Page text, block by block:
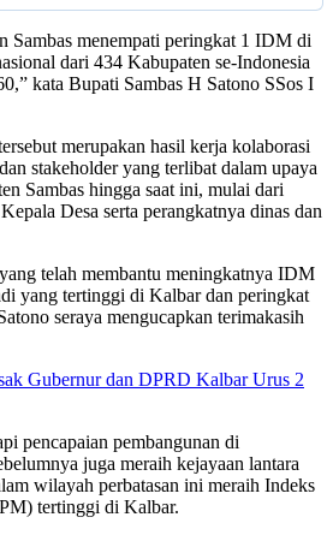
Sambas menempati peringkat 1 IDM di
dari 434 Kabupaten se-Indonesia
kata Bupati Sambas H Satono SSos I
merupakan hasil kerja kolaborasi
stakeholder yang terlibat dalam upaya
Sambas hingga saat ini, mulai dari
Desa serta perangkatnya dinas dan
telah membantu meningkatnya IDM
yang tertinggi di Kalbar dan peringkat
seraya mengucapkan terimakasih
Gubernur dan DPRD Kalbar Urus 2
pencapaian pembangunan di
juga meraih kejayaan lantara
wilayah perbatasan ini meraih Indeks
tertinggi di Kalbar.